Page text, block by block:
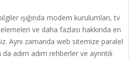
ışığında modem kurulumları, tv
ve daha fazlası hakkında en
Aynı zamanda web sitemize paralel
adım adım rehberler ve ayrıntılı